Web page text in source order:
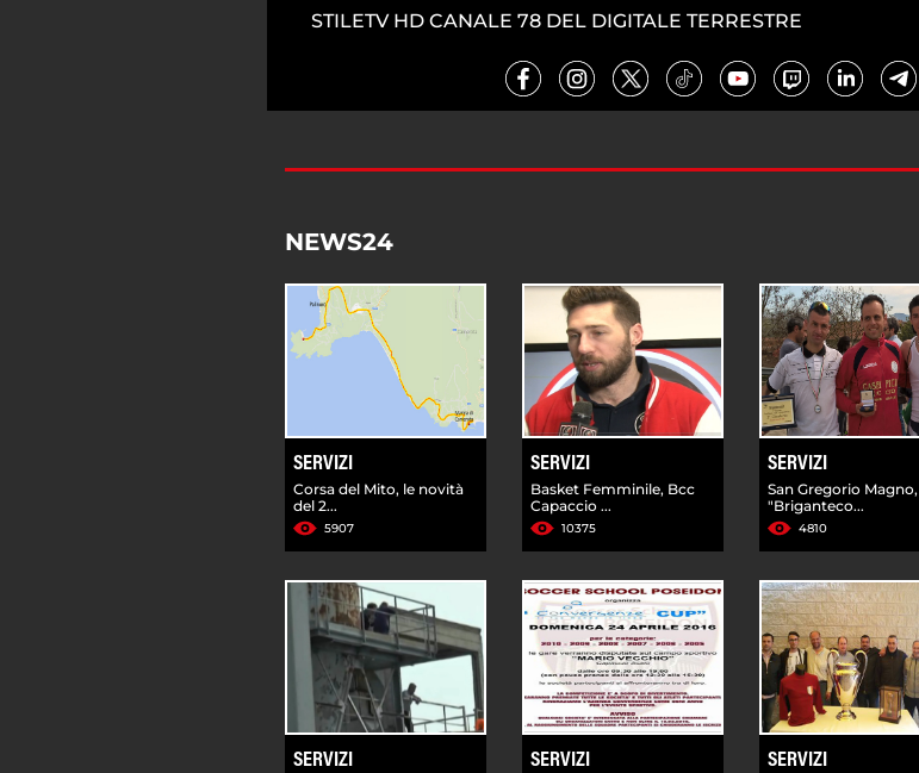
STILETV HD CANALE 78 DEL DIGITALE TERRESTRE
NEWS24
SERVIZI
Corsa del Mito, le novità
del 2...
5907
SERVIZI
Basket Femminile, Bcc
Capaccio ...
10375
SERVIZI
San Gregorio Magno,
"Briganteco...
4810
SERVIZI SERVIZI SERVIZI